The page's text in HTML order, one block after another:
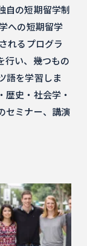
自の短期留学制
への短期留学
れるプログラ
行い、幾つもの
語を学習しま
歴史・社会学・
セミナー、講演